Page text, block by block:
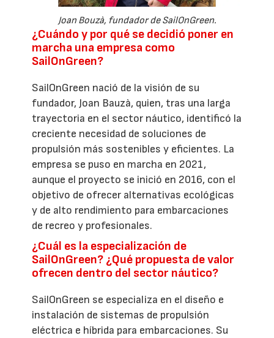
Joan Bouzà, fundador de SailOnGreen.
¿Cuándo y por qué se decidió poner en
marcha una empresa como
SailOnGreen?
SailOnGreen nació de la visión de su
fundador, Joan Bauzà, quien, tras una larga
trayectoria en el sector náutico, identificó la
creciente necesidad de soluciones de
propulsión más sostenibles y eficientes. La
empresa se puso en marcha en 2021,
aunque el proyecto se inició en 2016, con el
objetivo de ofrecer alternativas ecológicas
y de alto rendimiento para embarcaciones
de recreo y profesionales.
¿Cuál es la especialización de
SailOnGreen? ¿Qué propuesta de valor
ofrecen dentro del sector náutico?
SailOnGreen se especializa en el diseño e
instalación de sistemas de propulsión
eléctrica e híbrida para embarcaciones. Su